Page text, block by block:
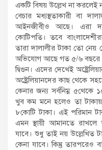
একটি বিষয় উল্লেখ না করলেই
বেচার মধ্যস্থতাকারী বা
আইনজীবীও আছে। এরা
কোটিপতি। তবে
তারা দালালীর টাকা তো নেয়
অভিযোগ আছে গত ৫/৬ বছরে
দ্বিগুন। এদের দেখেই
অষ্ট্রেলিয়ানদের কাছ থেকে
কেনার জন্য সর্বনিম্ন
খুব কম মনে হলেও তা
৮কোটি টাকা। এই পরিমান
এমন স্থায়ী আমানতে
যাবে। শুধু তাই নয় উল্লেখিত
কেনা যাবে। কিন্তু তারপরেও